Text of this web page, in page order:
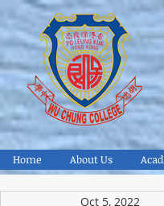
Home About Us
Oct 5, 2022